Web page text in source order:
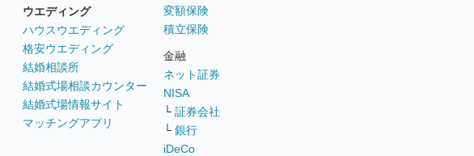
ウエディング
ハウスウエディング
格安ウエディング
結婚相談所
結婚式場相談カウンター
結婚式場情報サイト
マッチングアプリ
変額保険
積立保険
金融
ネット証券
NISA
└ 証券会社
└ 銀行
iDeCo